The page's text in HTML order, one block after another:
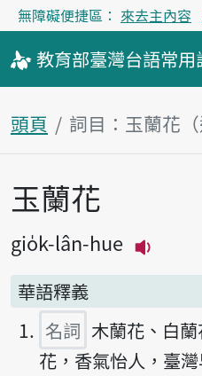
無障礙便捷區： 來去主內容
教育部臺灣台語常用
頭頁 詞目：玉蘭花（
主內容區
玉蘭花
gio̍k-lân-hue
華語釋義
名詞 木蘭花、白
花，香氣怡人，臺